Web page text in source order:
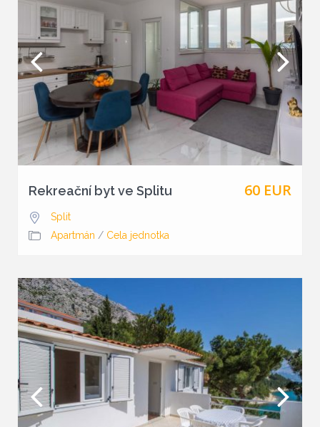
60 EUR
Rekreační byt ve Splitu
Split
Apartmán / Cela jednotka